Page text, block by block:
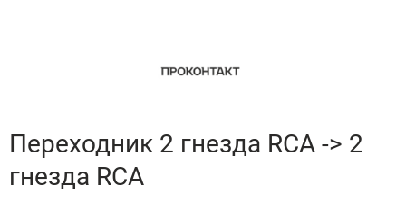
Переходник 2 гнезда RCA -> 2
гнезда RCA